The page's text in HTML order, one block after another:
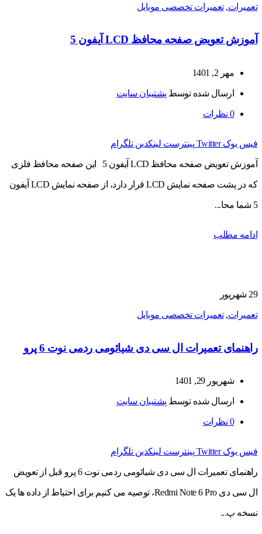
تعمیرات,تعمیرات تخصصی موبایل
آموزش تعویض صفحه محافظ LCD آیفون 5
مهر 2, 1401
ارسال شده توسط پشتیبان سایت
0 نظرات
فیس بوک Twitter پینترست لینکدین تلگرام
آموزش تعویض صفحه محافظ LCD آیفون 5 این صفحه محافظ فلزی
که در پشت صفحه نمایش LCD قرار دارد، از صفحه نمایش LCD آیفون
5 شما محا...
ادامه مطلب
29 شهریور
تعمیرات,تعمیرات تخصصی موبایل
راهنمای تعمیرات ال سی دی شیائومی ردمی نوت 6 پرو
شهریور 29, 1401
ارسال شده توسط پشتیبان سایت
0 نظرات
فیس بوک Twitter پینترست لینکدین تلگرام
راهنمای تعمیرات ال سی دی شیائومی ردمی نوت 6 پرو قبل از تعویض
ال سی دی Redmi Note 6 Pro، توصیه می کنیم برای احتیاط از داده ها یک
نسخه پ...